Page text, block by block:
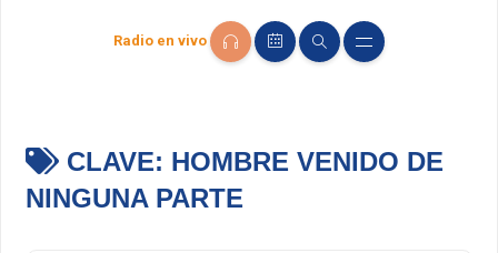
Radio en vivo
CLAVE: HOMBRE VENIDO DE
NINGUNA PARTE